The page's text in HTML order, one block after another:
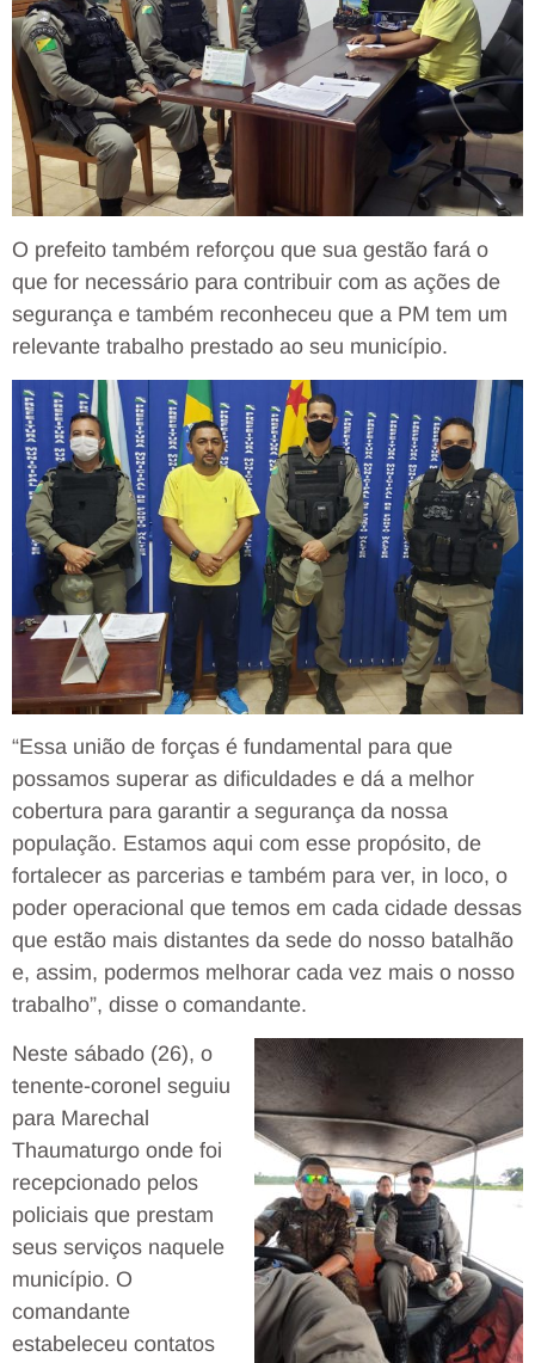
O prefeito também reforçou que sua gestão fará o
que for necessário para contribuir com as ações de
segurança e também reconheceu que a PM tem um
relevante trabalho prestado ao seu município.
“Essa união de forças é fundamental para que
possamos superar as dificuldades e dá a melhor
cobertura para garantir a segurança da nossa
população. Estamos aqui com esse propósito, de
fortalecer as parcerias e também para ver, in loco, o
poder operacional que temos em cada cidade dessas
que estão mais distantes da sede do nosso batalhão
e, assim, podermos melhorar cada vez mais o nosso
trabalho”, disse o comandante.
Neste sábado (26), o
tenente-coronel seguiu
para Marechal
Thaumaturgo onde foi
recepcionado pelos
policiais que prestam
seus serviços naquele
município. O
comandante
estabeleceu contatos